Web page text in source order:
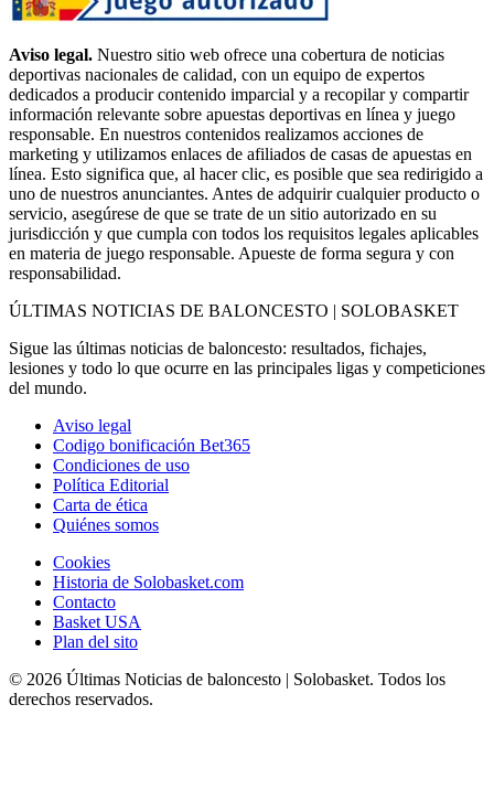
Aviso legal. Nuestro sitio web ofrece una cobertura de noticias
deportivas nacionales de calidad, con un equipo de expertos
dedicados a producir contenido imparcial y a recopilar y compartir
información relevante sobre apuestas deportivas en línea y juego
responsable. En nuestros contenidos realizamos acciones de
marketing y utilizamos enlaces de afiliados de casas de apuestas en
línea. Esto significa que, al hacer clic, es posible que sea redirigido a
uno de nuestros anunciantes. Antes de adquirir cualquier producto o
servicio, asegúrese de que se trate de un sitio autorizado en su
jurisdicción y que cumpla con todos los requisitos legales aplicables
en materia de juego responsable. Apueste de forma segura y con
responsabilidad.
ÚLTIMAS NOTICIAS DE BALONCESTO | SOLOBASKET
Sigue las últimas noticias de baloncesto: resultados, fichajes,
lesiones y todo lo que ocurre en las principales ligas y competiciones
del mundo.
Aviso legal
Codigo bonificación Bet365
Condiciones de uso
Política Editorial
Carta de ética
Quiénes somos
Cookies
Historia de Solobasket.com
Contacto
Basket USA
Plan del sito
© 2026 Últimas Noticias de baloncesto | Solobasket. Todos los
derechos reservados.